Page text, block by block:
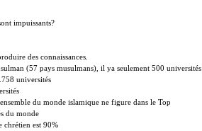
impuissants?
des connaissances.
(57 pays musulmans), il ya seulement 500 universités
universités
du monde islamique ne figure dans le Top
du monde
chrétien est 90%